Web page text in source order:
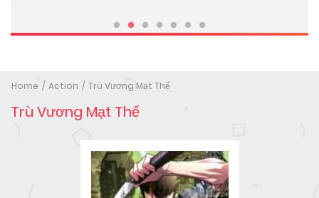
Home Action Trù Vương Mạt Thế
Trù Vương Mạt Thế